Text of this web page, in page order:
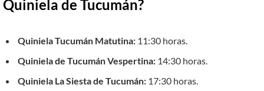
Quiniela de Tucumán?
Quiniela Tucumán Matutina: 11:30 horas.
Quiniela de Tucumán Vespertina: 14:30 horas.
Quiniela La Siesta de Tucumán: 17:30 horas.